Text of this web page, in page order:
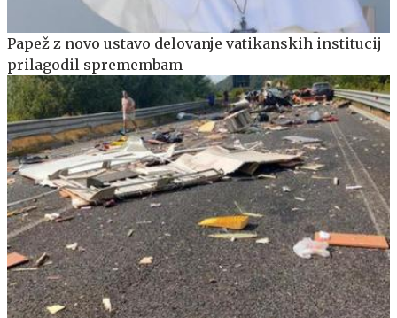
Papež z novo ustavo delovanje vatikanskih institucij
prilagodil spremembam